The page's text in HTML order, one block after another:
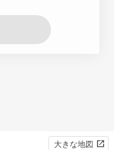
大きな地図